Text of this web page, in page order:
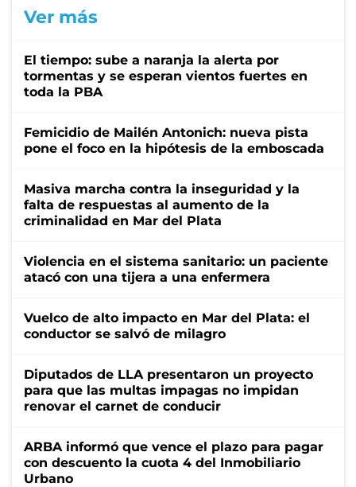
Ver más
El tiempo: sube a naranja la alerta por
tormentas y se esperan vientos fuertes en
toda la PBA
Femicidio de Mailén Antonich: nueva pista
pone el foco en la hipótesis de la emboscada
Masiva marcha contra la inseguridad y la
falta de respuestas al aumento de la
criminalidad en Mar del Plata
Violencia en el sistema sanitario: un paciente
atacó con una tijera a una enfermera
Vuelco de alto impacto en Mar del Plata: el
conductor se salvó de milagro
Diputados de LLA presentaron un proyecto
para que las multas impagas no impidan
renovar el carnet de conducir
ARBA informó que vence el plazo para pagar
con descuento la cuota 4 del Inmobiliario
Urbano